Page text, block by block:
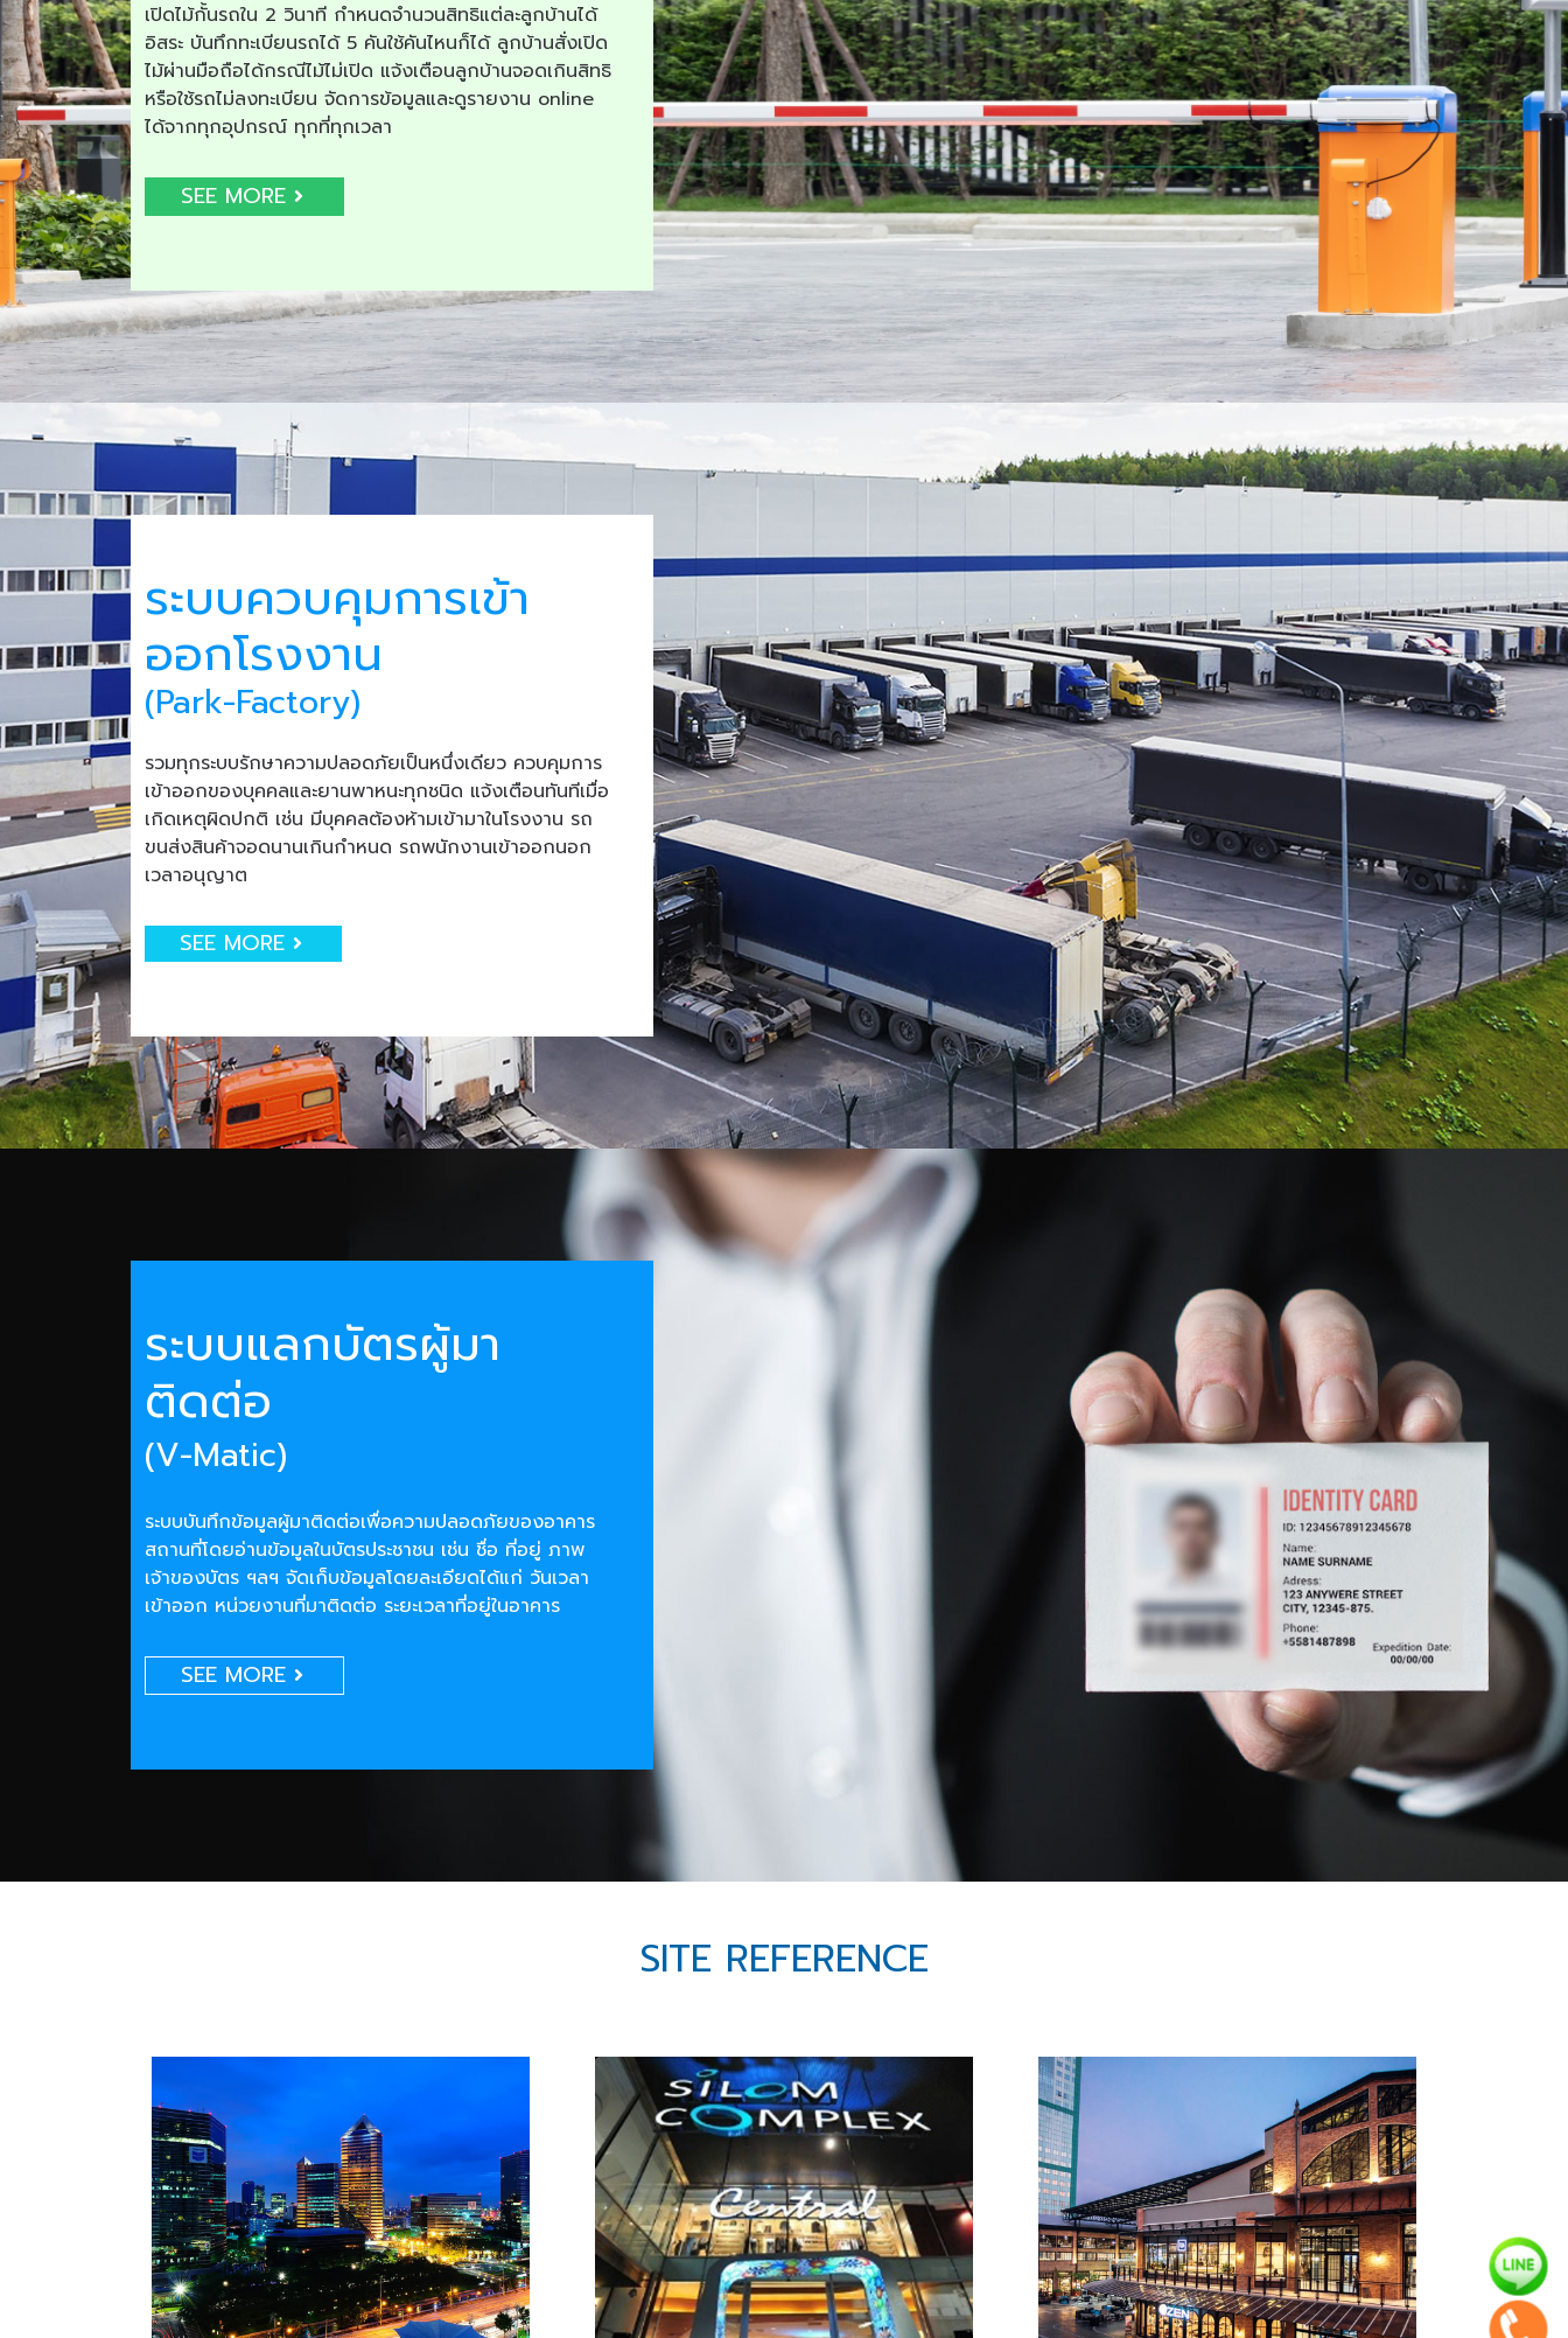
เปิดไม้กั้นรถใน 2 วินาที กำหนดจำนวนสิทธิแต่ละลูกบ้านได้
อิสระ บันทึกทะเบียนรถได้ 5 คันใช้คันไหนก็ได้ ลูกบ้านสั่งเปิด
ไม้ผ่านมือถือได้กรณีไม้ไม่เปิด แจ้งเตือนลูกบ้านจอดเกินสิทธิ
หรือใช้รถไม่ลงทะเบียน จัดการข้อมูลและดูรายงาน online
ได้จากทุกอุปกรณ์ ทุกที่ทุกเวลา
SEE MORE
ระบบควบคุมการเข้า
ออกโรงงาน
(Park-Factory)
รวมทุกระบบรักษาความปลอดภัยเป็นหนึ่งเดียว ควบคุมการ
เข้าออกของบุคคลและยานพาหนะทุกชนิด แจ้งเตือนทันทีเมื่อ
เกิดเหตุผิดปกติ เช่น มีบุคคลต้องห้ามเข้ามาในโรงงาน รถ
ขนส่งสินค้าจอดนานเกินกำหนด รถพนักงานเข้าออกนอก
เวลาอนุญาต
SEE MORE
ระบบแลกบัตรผู้มา
ติดต่อ
(V-Matic)
ระบบบันทึกข้อมูลผู้มาติดต่อเพื่อความปลอดภัยของอาคาร
สถานที่โดยอ่านข้อมูลในบัตรประชาชน เช่น ชื่อ ที่อยู่ ภาพ
เจ้าของบัตร ฯลฯ จัดเก็บข้อมูลโดยละเอียดได้แก่ วันเวลา
เข้าออก หน่วยงานที่มาติดต่อ ระยะเวลาที่อยู่ในอาคาร
SEE MORE
SITE REFERENCE